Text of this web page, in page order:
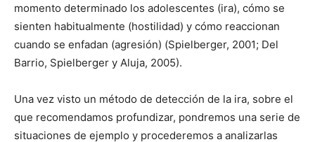
momento determinado los adolescentes (ira), cómo se
sienten habitualmente (hostilidad) y cómo reaccionan
cuando se enfadan (agresión) (Spielberger, 2001; Del
Barrio, Spielberger y Aluja, 2005).
Una vez visto un método de detección de la ira, sobre el
que recomendamos profundizar, pondremos una serie de
situaciones de ejemplo y procederemos a analizarlas